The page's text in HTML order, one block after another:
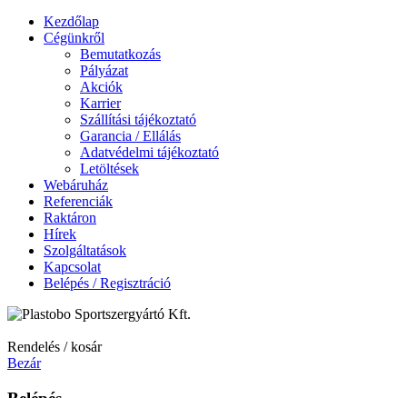
Kezdőlap
Cégünkről
Bemutatkozás
Pályázat
Akciók
Karrier
Szállítási tájékoztató
Garancia / Ellálás
Adatvédelmi tájékoztató
Letöltések
Webáruház
Referenciák
Raktáron
Hírek
Szolgáltatások
Kapcsolat
Belépés / Regisztráció
Rendelés / kosár
Bezár